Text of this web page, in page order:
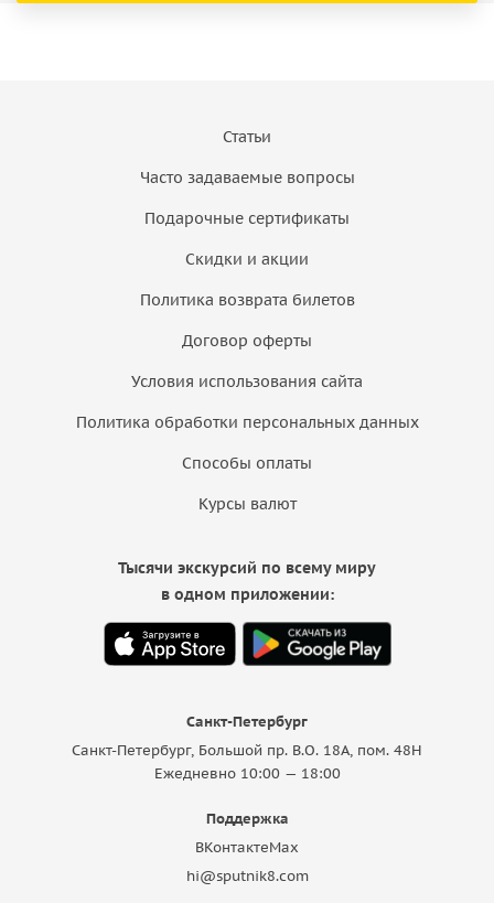
Статьи
Часто задаваемые вопросы
Подарочные сертификаты
Скидки и акции
Политика возврата билетов
Договор оферты
Условия использования сайта
Политика обработки персональных данных
Способы оплаты
Курсы валют
Санкт-Петербург
Санкт-Петербург, Большой пр. В.О. 18A, пом. 48Н
Ежедневно 10:00 — 18:00
Поддержка
ВКонтактеMax
hi@sputnik8.com
Тысячи экскурсий по всему миру
в одном приложении: